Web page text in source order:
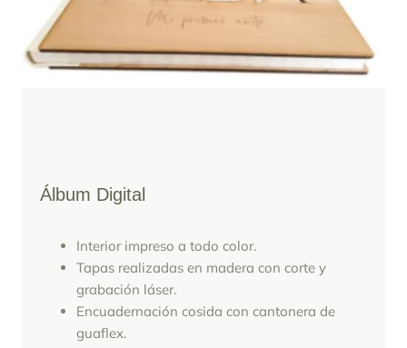
Álbum Digital
Interior impreso a todo color.
Tapas realizadas en madera con corte y
grabación láser.
Encuadernación cosida con cantonera de
guaflex.